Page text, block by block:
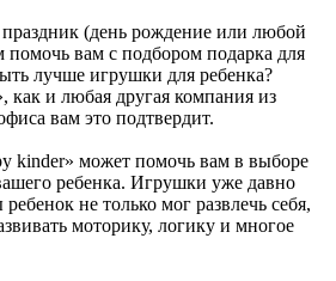
(день рождение или любой
вам с подбором подарка для
лучше игрушки для ребенка?
как и любая другая компания из
вам это подтвердит.
kinder» может помочь вам в выборе
ребенка. Игрушки уже давно
не только мог развлечь себя,
моторику, логику и многое